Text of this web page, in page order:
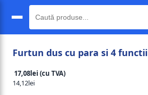
Furtun dus cu para si 4 functii
17,08lei (cu TVA)
14,12lei